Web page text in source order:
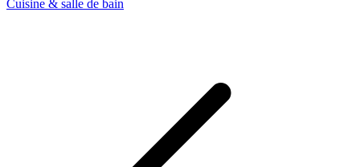
Cuisine & salle de bain